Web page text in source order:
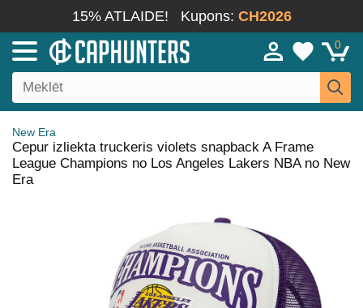
15% ATLAIDE! Kupons: CH2026
0
New Era
Cepur izliekta truckeris violets snapback A Frame
League Champions no Los Angeles Lakers NBA no New
Era